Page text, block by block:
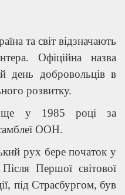
та світ відзначають
Офіційна назва
день добровольців в
розвитку.
ще у 1985 році за
ООН.
рух бере початок у
Першої світової
під Страсбургом, був